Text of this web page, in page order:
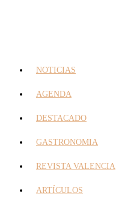
NOTICIAS
AGENDA
DESTACADO
GASTRONOMIA
REVISTA VALENCIA
ARTÍCULOS